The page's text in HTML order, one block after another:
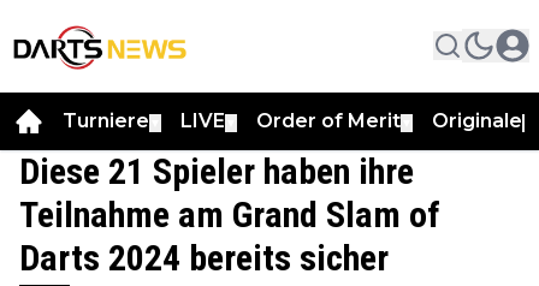
Turniere LIVE Order of Merit Originale
Diese 21 Spieler haben ihre
Teilnahme am Grand Slam of
Darts 2024 bereits sicher